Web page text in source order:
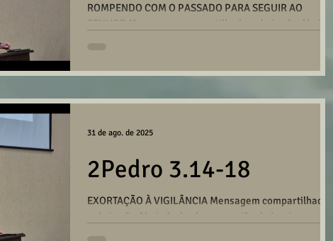
ROMPENDO COM O PASSADO PARA SEGUIR AO
SENHOR Mensagem compartilhada pelo irmão Almir
2Pedro 3.14-18
EXORTAÇÃO À VIGILÂNCIA Mensagem compartilhada
pelo irmão Almir Andrade na reunião da Igreja em
31 de ago. de 2025